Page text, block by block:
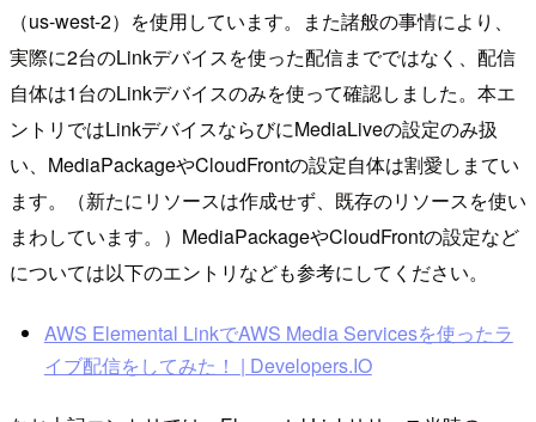
（us-west-2）を使用しています。また諸般の事情により、
実際に2台のLinkデバイスを使った配信までではなく、配信
自体は1台のLinkデバイスのみを使って確認しました。本エ
ントリではLinkデバイスならびにMediaLiveの設定のみ扱
い、MediaPackageやCloudFrontの設定自体は割愛しまてい
ます。（新たにリソースは作成せず、既存のリソースを使い
まわしています。）MediaPackageやCloudFrontの設定など
については以下のエントリなども参考にしてください。
AWS Elemental LinkでAWS Media Servicesを使ったラ
イブ配信をしてみた！ | Developers.IO